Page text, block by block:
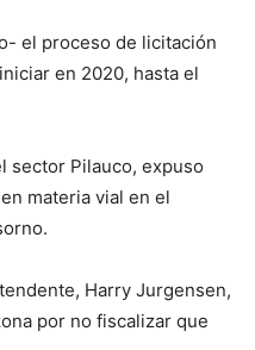
el proceso de licitación
en 2020, hasta el
sector Pilauco, expuso
materia vial en el
Harry Jurgensen,
por no fiscalizar que